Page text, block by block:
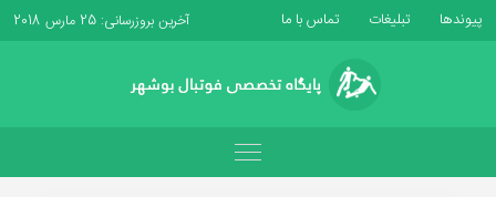
پیوندها تبلیغات تماس با ما آخرین بروزرسانی: 25 مارس 2018